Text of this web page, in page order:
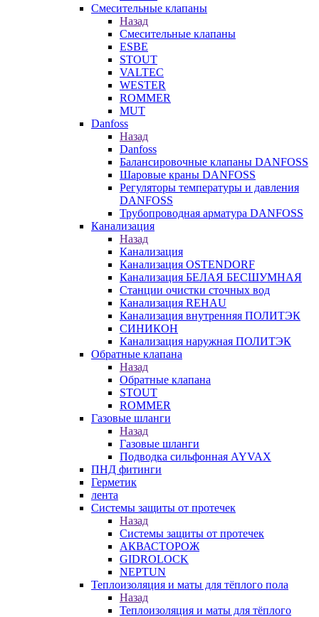
Смесительные клапаны
Назад
Смесительные клапаны
ESBE
STOUT
VALTEC
WESTER
ROMMER
MUT
Danfoss
Назад
Danfoss
Балансировочные клапаны DANFOSS
Шаровые краны DANFOSS
Регуляторы температуры и давления
DANFOSS
Трубопроводная арматура DANFOSS
Канализация
Назад
Канализация
Канализация OSTENDORF
Канализация БЕЛАЯ БЕСШУМНАЯ
Станции очистки сточных вод
Канализация REHAU
Канализация внутренняя ПОЛИТЭК
СИНИКОН
Канализация наружная ПОЛИТЭК
Обратные клапана
Назад
Обратные клапана
STOUT
ROMMER
Газовые шланги
Назад
Газовые шланги
Подводка сильфонная AYVAX
ПНД фитинги
Герметик
лента
Системы защиты от протечек
Назад
Системы защиты от протечек
АКВАСТОРОЖ
GIDROLOCK
NEPTUN
Теплоизоляция и маты для тёплого пола
Назад
Теплоизоляция и маты для тёплого